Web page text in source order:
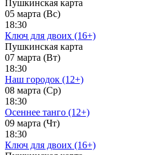
Пушкинская карта
05 марта (Вс)
18:30
Ключ для двоих (16+)
Пушкинская карта
07 марта (Вт)
18:30
Наш городок (12+)
08 марта (Ср)
18:30
Осеннее танго (12+)
09 марта (Чт)
18:30
Ключ для двоих (16+)